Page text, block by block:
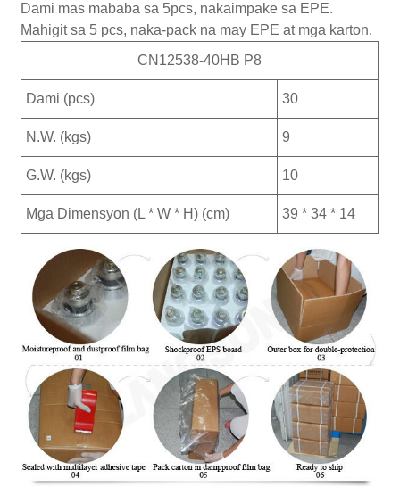
Dami mas mababa sa 5pcs, nakaimpake sa EPE.
Mahigit sa 5 pcs, naka-pack na may EPE at mga karton.
CN12538-40HB P8
Dami (pcs) 30
N.W. (kgs) 9
G.W. (kgs) 10
Mga Dimensyon (L * W * H) (cm) 39 * 34 * 14